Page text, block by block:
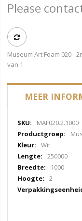
Please
Museum Art Foam 020 -
van 1
MEER
Meer
informatie
MAF020.2.1000
Wit
250000
1000
2